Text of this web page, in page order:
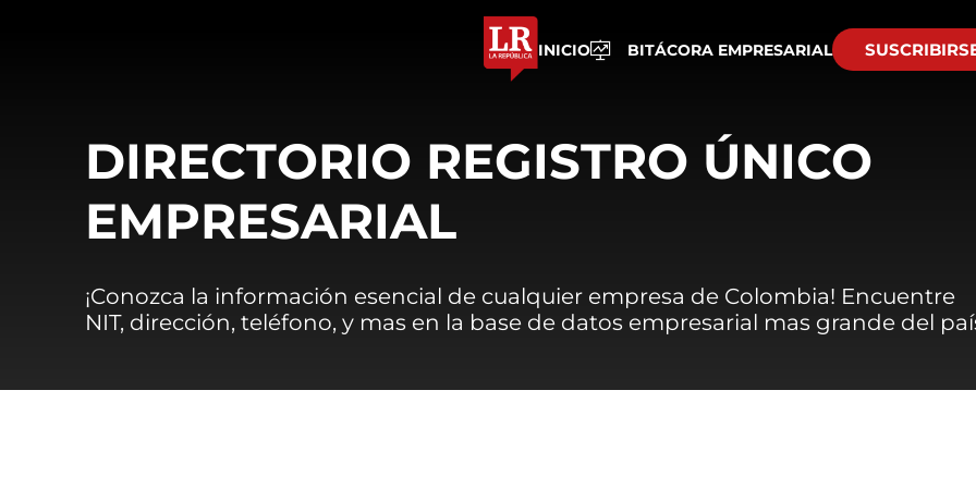
INICIO BITÁCORA EMPRESARIAL
DIRECTORIO REGISTRO ÚNICO
EMPRESARIAL
¡Conozca la información esencial de cualquier empresa de Colombia! Encuentre
NIT, dirección, teléfono, y mas en la base de datos empresarial mas grande del